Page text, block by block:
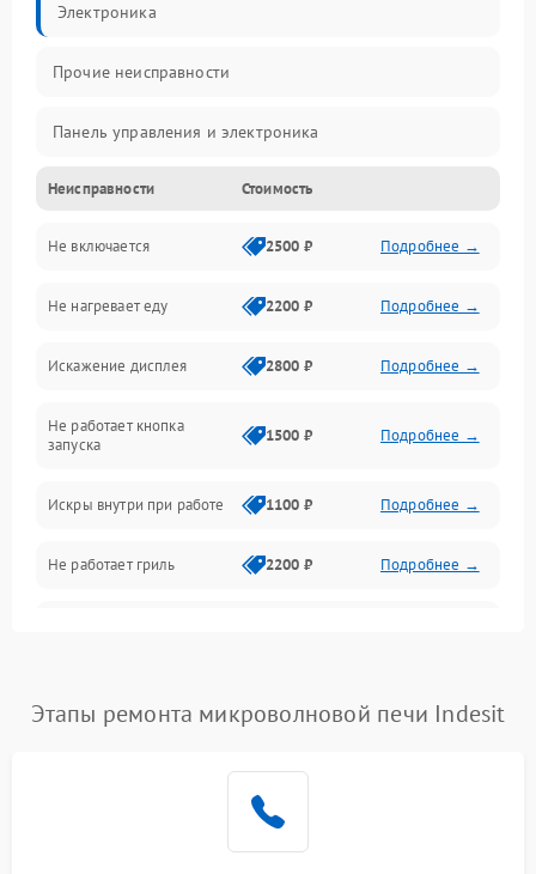
Электроника
Прочие неисправности
Панель управления и электроника
Дверца и корпус
Механика и внутренние элементы
Механические повреждения
Питание и запуск
Нагрев и приготовление
Программное обеспечение
Неисправности Стоимость
Не включается 2500 ₽ Подробнее →
Не нагревает еду 2200 ₽ Подробнее →
Искажение дисплея 2800 ₽ Подробнее →
Не работает кнопка
запуска
1500 ₽ Подробнее →
Искры внутри при работе 1100 ₽ Подробнее →
Не работает гриль 2200 ₽ Подробнее →
Подробнее →
2200 ₽
Этапы ремонта микроволновой печи Indesit